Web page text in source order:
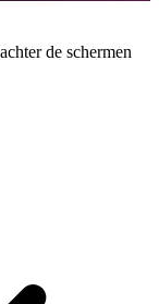
de schermen